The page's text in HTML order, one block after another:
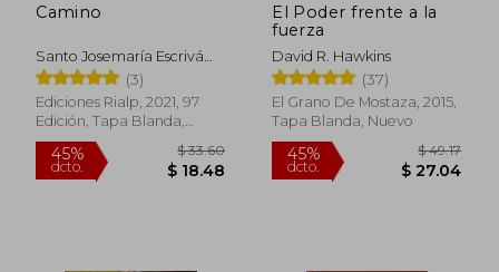
45%
dcto.
$ 43.19 45%
dcto.
Camino
Santo Josemaría Escrivá
De Balaguer (3)
Ediciones Rialp, 2021, 97
Edición, Tapa Blanda,
Nuevo
El Poder frente a la
fuerza
David R. Hawkins
(37)
El Grano De Mostaza, 2015,
Tapa Blanda, Nuevo